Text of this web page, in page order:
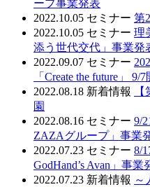
ープ事業発表
2022.10.05 セミナー 第
2022.10.05 セミナー 理
添う世代交代」事業発
2022.09.07 セミナー
「Create the future」 9/7
2022.08.18 新着情報
園
2022.08.16 セミナー 9/
ZAZAグループ」事業
2022.07.23 セミナー 8/
GodHand’s Avan」事
2022.07.23 新着情報 ～